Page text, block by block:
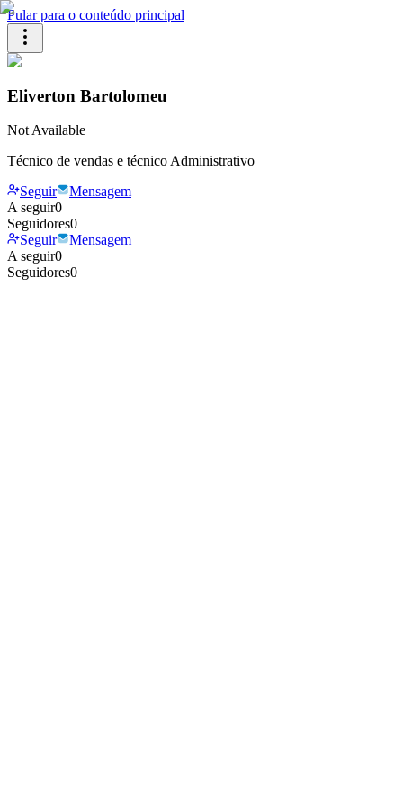
Pular para o conteúdo principal
Eliverton Bartolomeu
Not Available
Técnico de vendas e técnico Administrativo
Seguir
Mensagem
A seguir0
Seguidores0
Seguir
Mensagem
A seguir0
Seguidores0